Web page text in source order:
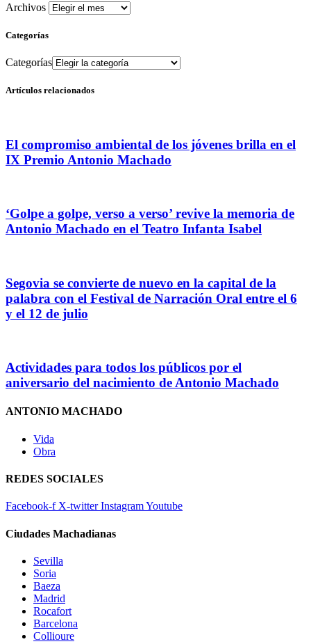
Archivos
Categorías
Categorías
Artículos relacionados
El compromiso ambiental de los jóvenes brilla en el
IX Premio Antonio Machado
‘Golpe a golpe, verso a verso’ revive la memoria de
Antonio Machado en el Teatro Infanta Isabel
Segovia se convierte de nuevo en la capital de la
palabra con el Festival de Narración Oral entre el 6
y el 12 de julio
Actividades para todos los públicos por el
aniversario del nacimiento de Antonio Machado
ANTONIO MACHADO
Vida
Obra
REDES SOCIALES
Facebook-f X-twitter InstagramYoutube
Ciudades Machadianas
Sevilla
Soria
Baeza
Madrid
Rocafort
Barcelona
Collioure